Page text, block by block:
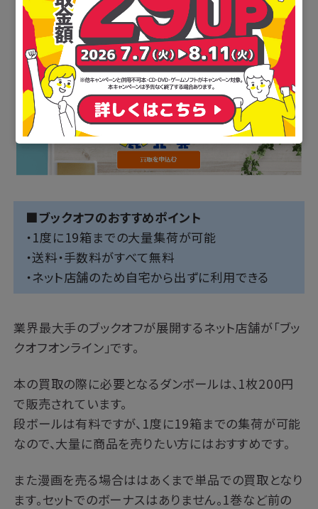
■ブックオフのおすすめポイント
・1度に19箱までの大量集荷が可能
・送料・手数料がすべて無料
・ネット店舗のため自宅から出ずに利用できる
業界最大手のブックオフが展開するネット店舗が「ブッ
クオフオンライン」です。
本の買取の際に必要となるダンボールは、1枚200円
で販売されています。
段ボールは有料ですが、1度に19箱までの集荷が可能
なので、大量に商品を売りたい方にはおすすめです。
また漫画を売る場合ははあくまで単品での買取となり
ます。セットでのボーナスはありません。1巻など前の